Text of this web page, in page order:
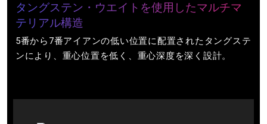
タングステン・ウエイトを使用したマルチマ
テリアル構造
5番から7番アイアンの低い位置に配置されたタングステ
ンにより、重心位置を低く、重心深度を深く設計。